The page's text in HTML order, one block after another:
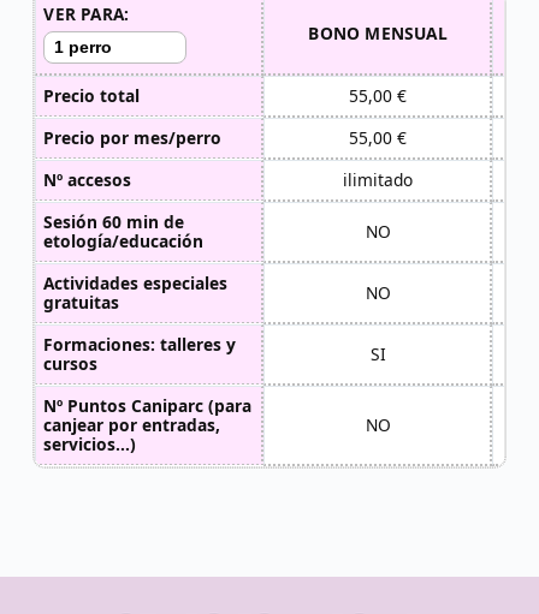
VER PARA:
BONO MENSUAL
Precio total
55,00 €
Precio por mes/perro
55,00 €
Nº accesos
ilimitado
Sesión 60 min de
etología/educación
NO
Actividades especiales
gratuitas
NO
Formaciones: talleres y
cursos
SI
Nº Puntos Caniparc (para
canjear por entradas,
servicios...)
NO